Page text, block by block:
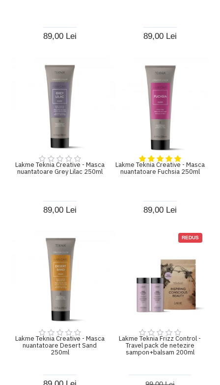
89,00 Lei 89,00 Lei
Lakme Teknia Creative - Masca
nuantatoare Grey Lilac 250ml
89,00 Lei
Lakme Teknia Creative - Masca
nuantatoare Fuchsia 250ml
89,00 Lei
Lakme Teknia Creative - Masca
nuantatoare Desert Sand
250ml
REDUS
Lakme Teknia Frizz Control -
Travel pack de netezire
sampon+balsam 200ml